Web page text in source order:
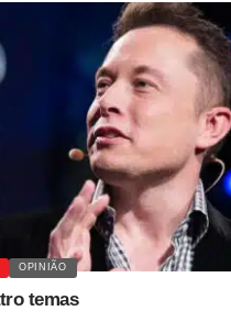
OPINIÃO
temas